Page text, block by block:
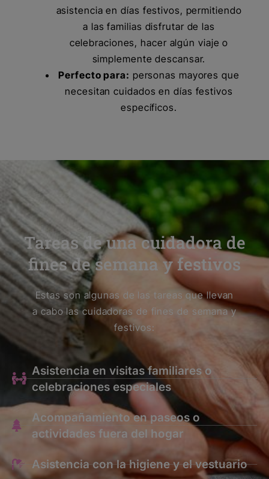
asistencia en días festivos, permitiendo
a las familias disfrutar de las
celebraciones, hacer algún viaje o
simplemente descansar.
Perfecto para: personas mayores que
necesitan cuidados en días festivos
específicos.
Tareas de una cuidadora de
fines de semana y festivos
Estas son algunas de las tareas que llevan
a cabo las cuidadoras de fines de semana y
festivos:
Asistencia en visitas familiares o
celebraciones especiales
Acompañamiento en paseos o
actividades fuera del hogar
Asistencia con la higiene y el vestuario